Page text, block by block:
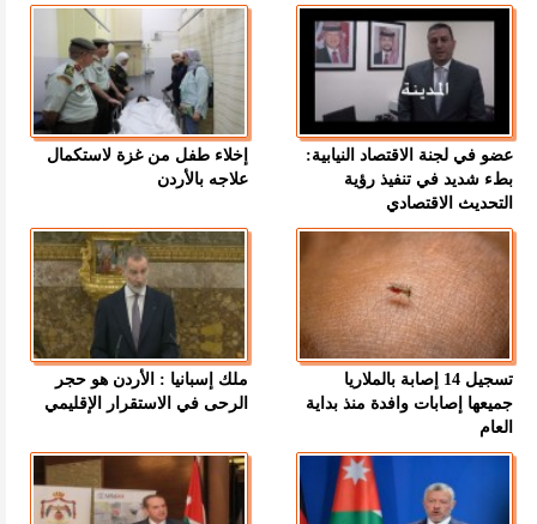
عضو في لجنة الاقتصاد النيابية:
بطء شديد في تنفيذ رؤية
التحديث الاقتصادي
إخلاء طفل من غزة لاستكمال
علاجه بالأردن
تسجيل 14 إصابة بالملاريا
جميعها إصابات وافدة منذ بداية
العام
ملك إسبانيا : الأردن هو حجر
الرحى في الاستقرار الإقليمي